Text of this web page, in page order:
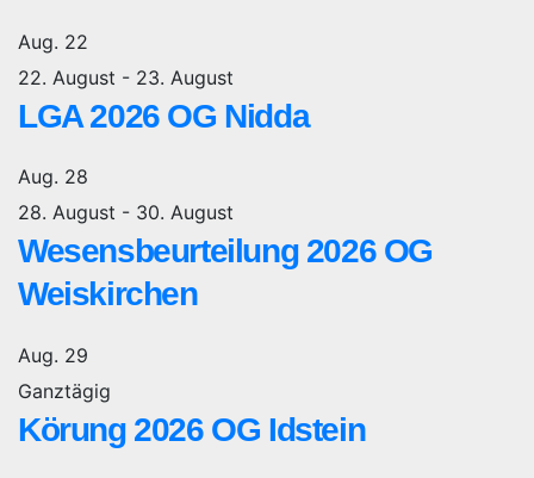
Aug. 22
22. August - 23. August
LGA 2026 OG Nidda
Aug. 28
28. August - 30. August
Wesensbeurteilung 2026 OG
Weiskirchen
Aug. 29
Ganztägig
Körung 2026 OG Idstein